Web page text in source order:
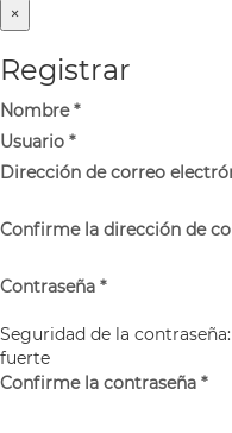
×
Registrar
Nombre*
Usuario *
Dirección de correo
Confirme la dirección de
Contraseña *
Seguridad de la contraseña:
fuerte
Confirme la contraseña *